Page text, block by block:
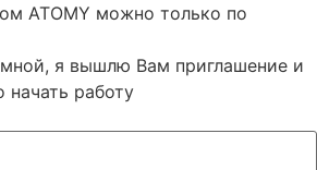
ATOMY можно только по
я вышлю Вам приглашение и
начать работу